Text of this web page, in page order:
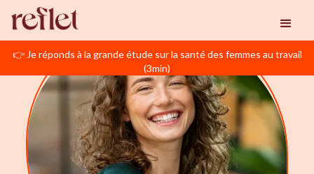
👉 Je réponds à la grande étude sur la santé des femmes au travail
(3min)